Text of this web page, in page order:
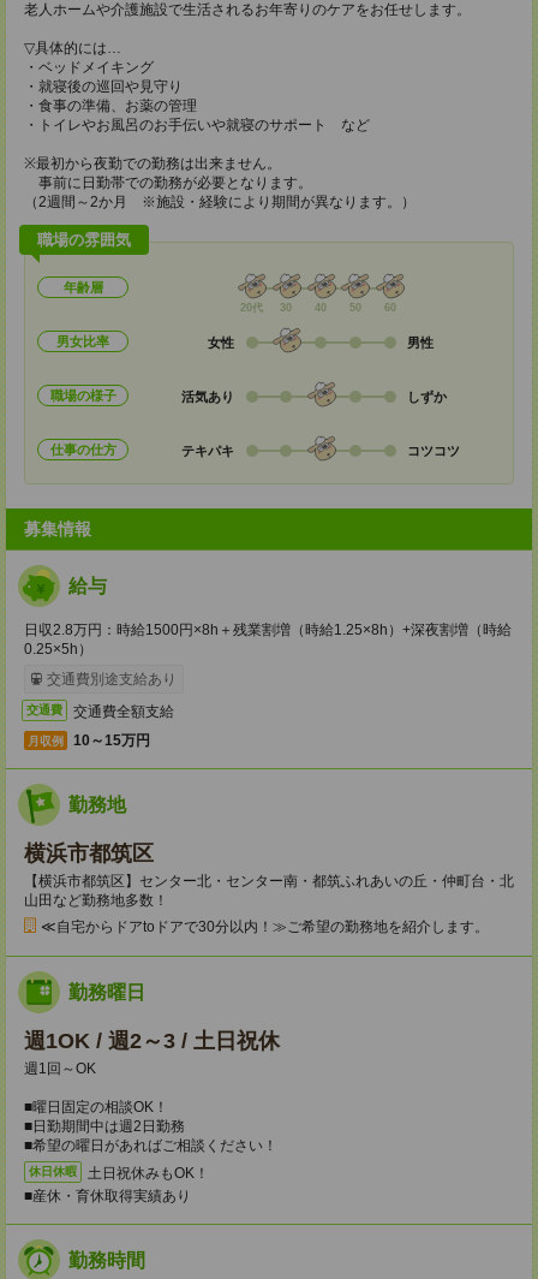
老人ホームや介護施設で生活されるお年寄りのケアをお任せします。
▽具体的には…
・ベッドメイキング
・就寝後の巡回や見守り
・食事の準備、お薬の管理
・トイレやお風呂のお手伝いや就寝のサポート など
※最初から夜勤での勤務は出来ません。
事前に日勤帯での勤務が必要となります。
（2週間～2か月 ※施設・経験により期間が異なります。）
職場の雰囲気
年齢層
20代 30 40 50 60
男女比率 女性 男性
職場の様子 活気あり しずか
仕事の仕方 テキパキ コツコツ
募集情報
給与
日収2.8万円：時給1500円×8h＋残業割増（時給1.25×8h）+深夜割増（時給
0.25×5h）
交通費別途支給あり
交通費 交通費全額支給
月収例 10～15万円
勤務地
横浜市都筑区
【横浜市都筑区】センター北・センター南・都筑ふれあいの丘・仲町台・北
山田など勤務地多数！
≪自宅からドアtoドアで30分以内！≫ご希望の勤務地を紹介します。
勤務曜日
週1OK / 週2～3 / 土日祝休
週1回～OK
■曜日固定の相談OK！
■日勤期間中は週2日勤務
■希望の曜日があればご相談ください！
休日休暇
土日祝休みもOK！
■産休・育休取得実績あり
勤務時間